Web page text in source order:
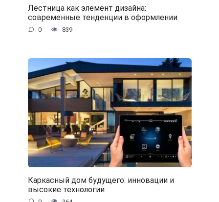
Лестница как элемент дизайна:
современные тенденции в оформлении
0 839
Каркасный дом будущего: инновации и
высокие технологии